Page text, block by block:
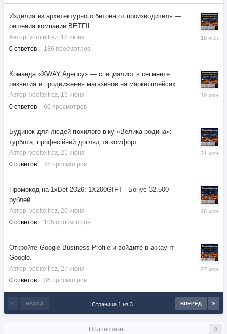
Изделия из архитектурного бетона от производителя —
решения компании BETFIL
Автор: voditeltrez 18 июня
0 ответов 186 просмотров
18
Команда «XWAY Agency» — специалист в сегменте
развития и продвижения магазинов на маркетплейсах
Автор: voditeltrez 19 июня
0 ответов 60 просмотров
19
Будинок для людей похилого віку «Велика родина»:
турбота, професійний догляд та комфорт
Автор: voditeltrez 21 июня
0 ответов 75 просмотров
21
Промокод на 1xBet 2026: 1X200GIFT - Бонус 32,500
рублей
Автор: voditeltrez 26 июня
0 ответов 105 просмотров
26
Откройте Google Business Profile и войдите в аккаунт
Google.
Автор: voditeltrez 27 июня
0 ответов 36 просмотров
27
НАЗАД ВПЕРЁД
Страница 1 из 3
Подписчики 0